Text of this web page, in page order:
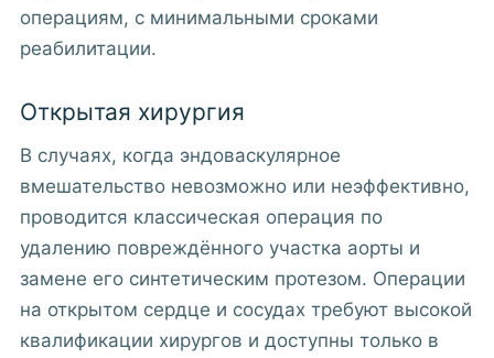
операциям, с минимальными сроками
реабилитации.
Открытая хирургия
В случаях, когда эндоваскулярное
вмешательство невозможно или неэффективно,
проводится классическая операция по
удалению повреждённого участка аорты и
замене его синтетическим протезом. Операции
на открытом сердце и сосудах требуют высокой
квалификации хирургов и доступны только в